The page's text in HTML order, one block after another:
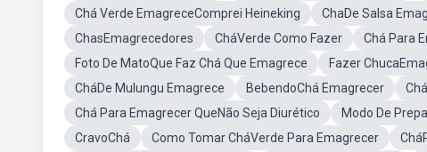
Chá Verde EmagreceComprei Heineking
ChaDe Salsa
ChasEmagrecedores
CháVerde Como Fazer Chá Para
Foto De MatoQue Faz Chá Que Emagrece
Fazer
CháDe Mulungu Emagrece
BebendoChá Emagrecer
Chá Para Emagrecer QueNão Seja Diurético
Modo De
CravoChá
Como Tomar CháVerde Para Emagrecer